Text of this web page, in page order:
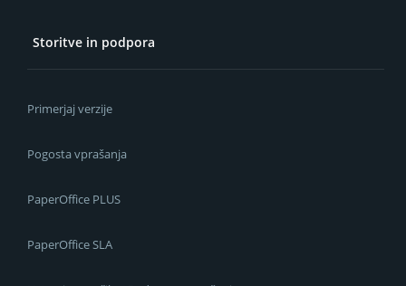
Storitve in podpora
Primerjaj verzije
Pogosta vprašanja
PaperOffice PLUS
PaperOffice SLA